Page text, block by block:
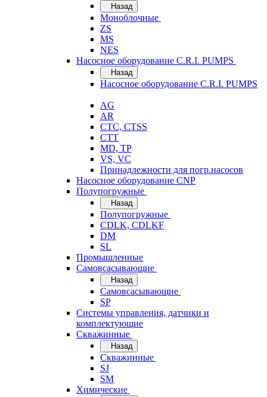
Назад
Моноблочные
ZS
MS
NES
Насосное оборудование C.R.I. PUMPS
Назад
Насосное оборудование C.R.I. PUMPS
AG
AR
CTC, CTSS
CTT
MD, TP
VS, VC
Принадлежности для погр.насосов
Насосное оборудование CNP
Полупогружные
Назад
Полупогружные
CDLK, CDLKF
DM
SL
Промышленные
Самовсасывающие
Назад
Самовсасывающие
SP
Системы управления, датчики и
комплектующие
Скважинные
Назад
Скважинные
SJ
SM
Химические